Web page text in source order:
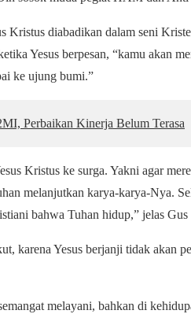
Kristus diabadikan dalam seni
Yesus berpesan, “kamu akan
ke ujung bumi.”
Perbaikan Kinerja Belum Terasa
Kristus ke surga. Yakni agar
melanjutkan karya-karya-Nya.
bahwa Tuhan hidup,” jelas
karena Yesus berjanji tidak akan
melayani, bahkan di